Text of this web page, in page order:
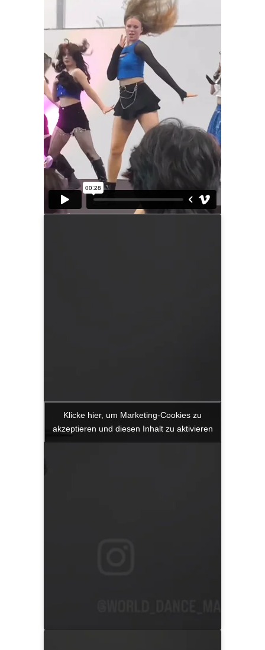
Klicke hier, um Marketing-Cookies zu
akzeptieren und diesen Inhalt zu aktivieren